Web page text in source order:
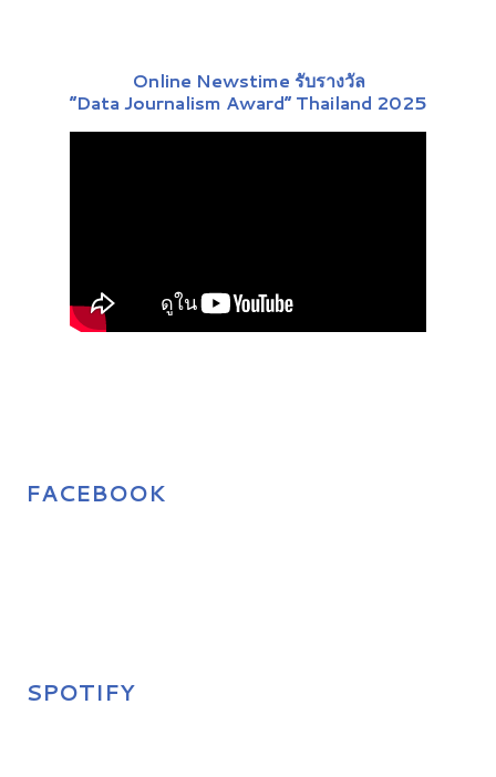
Online Newstime รับรางวัล
“Data Journalism Award” Thailand 2025
FACEBOOK
SPOTIFY